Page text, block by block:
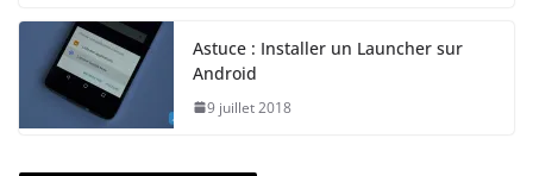
Astuce : Installer un Launcher sur
Android
9 juillet 2018